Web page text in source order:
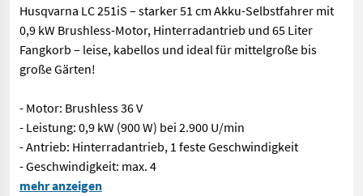
Husqvarna LC 251iS – starker 51 cm Akku-Selbstfahrer mit
0,9 kW Brushless-Motor, Hinterradantrieb und 65 Liter
Fangkorb – leise, kabellos und ideal für mittelgroße bis
große Gärten!
- Motor: Brushless 36 V
- Leistung: 0,9 kW (900 W) bei 2.900 U/min
- Antrieb: Hinterradantrieb, 1 feste Geschwindigkeit
- Geschwindigkeit: max. 4
Husqvarna LC 251iS – starker 51 cm Akku-Selbstfahrer mit
mehr anzeigen